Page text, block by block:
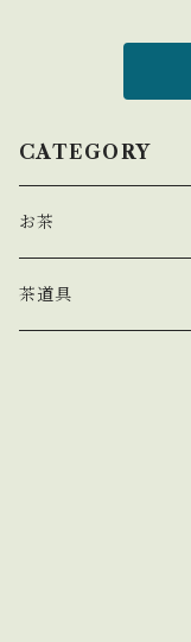
CATEGORY
お茶
玉露
茶道具